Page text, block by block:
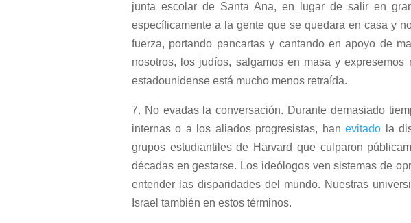
junta escolar de Santa Ana, en lugar de salir en
específicamente a la gente que se quedara en casa y
fuerza, portando pancartas y cantando en apoyo de
nosotros, los judíos, salgamos en masa y
estadounidense está mucho menos retraída.
7. No evadas la conversación. Durante demasiado
internas o a los aliados progresistas, hanevitado la
grupos estudiantiles de Harvard que culparon
décadas en gestarse. Los ideólogos ven sistemas de
entender las disparidades del mundo. Nuestras
Israel también en estos términos.